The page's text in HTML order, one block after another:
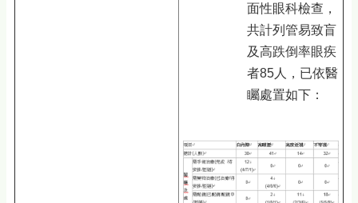
面性眼科檢查，
共計列管易致盲
及高跌倒率眼疾
者85人，已依醫
矚處置如下：